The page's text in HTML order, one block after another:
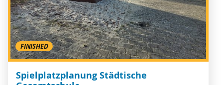
FINISHED
Spielplatzplanung Städtische